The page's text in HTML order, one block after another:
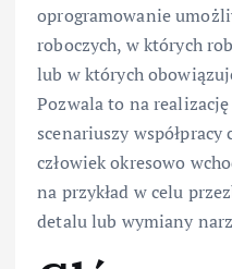
oprogramowanie
roboczych, w których
lub w których
Pozwala to na
scenariuszy współpracy
człowiek okresowo
na przykład w celu
detalu lub wymiany